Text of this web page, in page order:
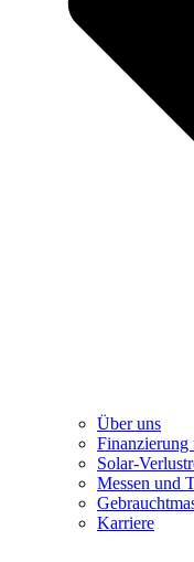
Über uns
Finanzierung
Solar-
Messen und
Karriere